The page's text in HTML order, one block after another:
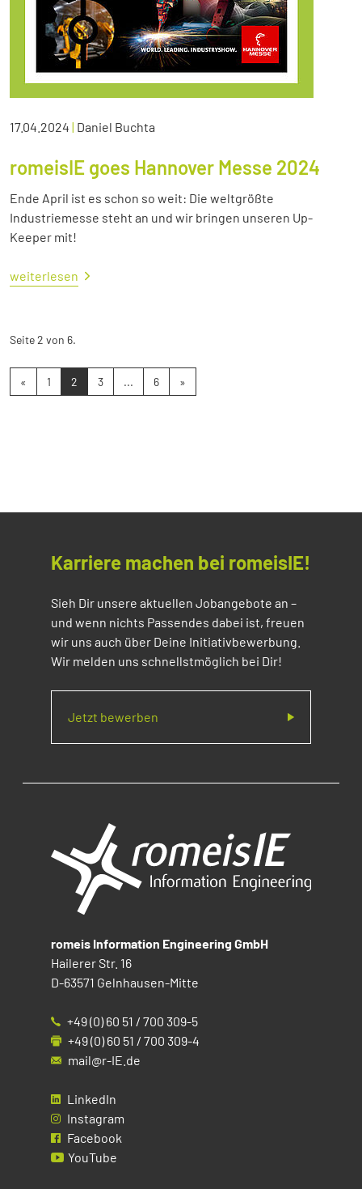
17.04.2024 | Daniel Buchta
romeisIE goes Hannover Messe 2024
Ende April ist es schon so weit: Die weltgrößte
Industriemesse steht an und wir bringen unseren Up-
Keeper mit!
weiterlesen
Seite 2 von 6.
« 1 2 3 ... 6 »
Karriere machen bei romeisIE!
Sieh Dir unsere aktuellen Jobangebote an –
und wenn nichts Passendes dabei ist, freuen
wir uns auch über Deine Initiativbewerbung.
Wir melden uns schnellstmöglich bei Dir!
Jetzt bewerben
romeis Information Engineering GmbH
Hailerer Str. 16
D-63571 Gelnhausen-Mitte
+49 (0) 60 51 / 700 309-5
+49 (0) 60 51 / 700 309-4
mail@r-IE.de
LinkedIn
Instagram
Facebook
YouTube